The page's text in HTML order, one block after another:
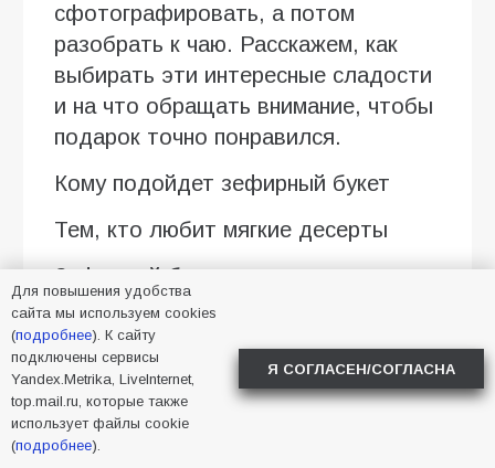
сфотографировать, а потом
разобрать к чаю. Расскажем, как
выбирать эти интересные сладости
и на что обращать внимание, чтобы
подарок точно понравился.
Кому подойдет зефирный букет
Тем, кто любит мягкие десерты
Зефирный букет хорошо
воспринимается людьми, которые
выбирают легкие сладости вместо
плотных тортов с кремом. В
композиции могут быть ванильные,
ягодные, сливочные оттенки вкуса,
а еще пастельная гамма: белый,
Для повышения удобства
сайта мы используем cookies
(подробнее). К сайту
подключены сервисы
Yandex.Metrika, LiveInternet,
top.mail.ru, которые также
использует файлы cookie
(подробнее).
Я СОГЛАСЕН/СОГЛАСНА